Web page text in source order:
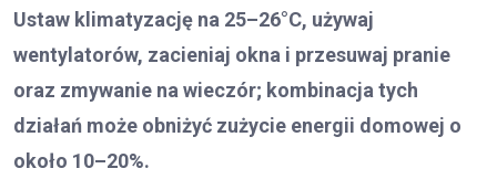
Ustaw klimatyzację na 25–26°C, używaj
wentylatorów, zacieniaj okna i przesuwaj pranie
oraz zmywanie na wieczór; kombinacja tych
działań może obniżyć zużycie energii domowej o
około 10–20%.